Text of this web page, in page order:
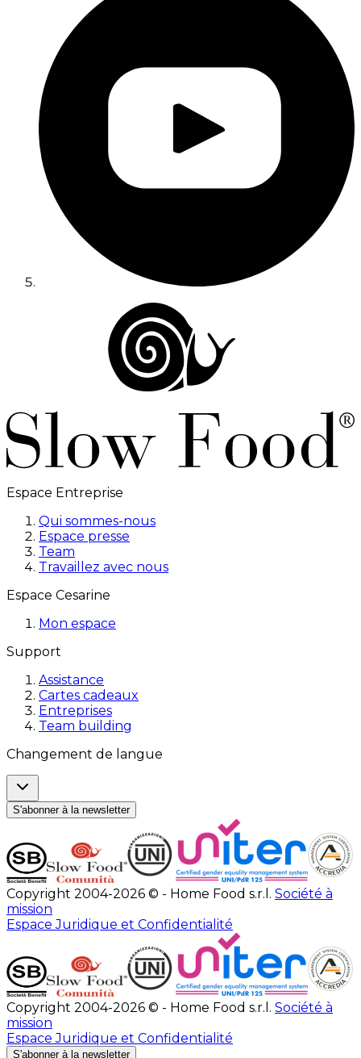
Espace Entreprise
Qui sommes-nous
Espace presse
Team
Travaillez avec nous
Espace Cesarine
Mon espace
Support
Assistance
Cartes cadeaux
Entreprises
Team building
Changement de langue
S'abonner à la newsletter
Copyright 2004-2026 © - Home Food s.r.l. Société à
mission
Espace Juridique et Confidentialité
Copyright 2004-2026 © - Home Food s.r.l. Société à
mission
Espace Juridique et Confidentialité
S'abonner à la newsletter